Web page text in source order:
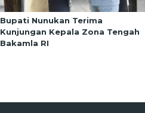
Bupati Nunukan Terima
Kunjungan Kepala Zona Tengah
Bakamla RI